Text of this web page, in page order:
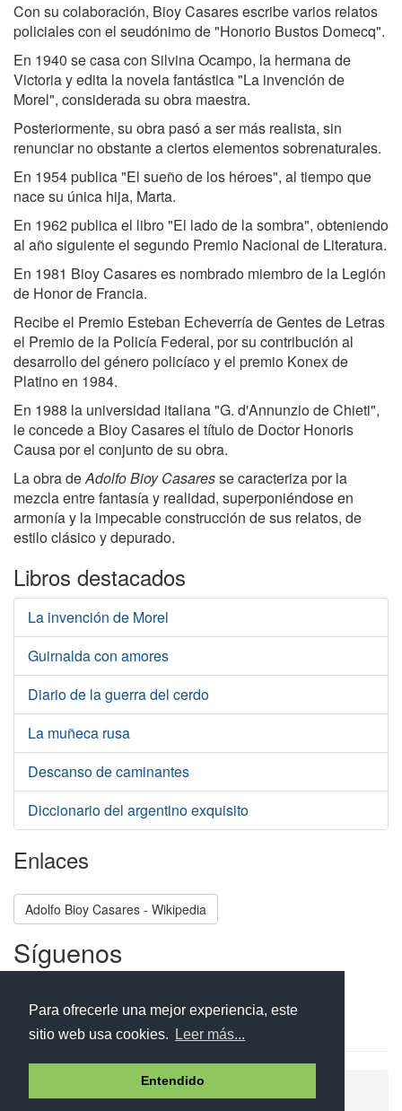
Para ofrecerle una mejor experiencia, este
sitio web usa cookies.
Leer más...
Entendido
Con su colaboración, Bioy Casares escribe varios relatos
policiales con el seudónimo de "Honorio Bustos Domecq".
En 1940 se casa con Silvina Ocampo, la hermana de
Victoria y edita la novela fantástica "La invención de
Morel", considerada su obra maestra.
Posteriormente, su obra pasó a ser más realista, sin
renunciar no obstante a ciertos elementos sobrenaturales.
En 1954 publica "El sueño de los héroes", al tiempo que
nace su única hija, Marta.
En 1962 publica el libro "El lado de la sombra", obteniendo
al año siguiente el segundo Premio Nacional de Literatura.
En 1981 Bioy Casares es nombrado miembro de la Legión
de Honor de Francia.
Recibe el Premio Esteban Echeverría de Gentes de Letras
el Premio de la Policía Federal, por su contribución al
desarrollo del género policíaco y el premio Konex de
Platino en 1984.
En 1988 la universidad italiana "G. d'Annunzio de Chieti",
le concede a Bioy Casares el título de Doctor Honoris
Causa por el conjunto de su obra.
La obra deAdolfo Bioy Casaresse caracteriza por la
mezcla entre fantasía y realidad, superponiéndose en
armonía y la impecable construcción de sus relatos, de
estilo clásico y depurado.
Libros destacados
La invención de Morel
Guirnalda con amores
Diario de la guerra del cerdo
La muñeca rusa
Descanso de caminantes
Diccionario del argentino exquisito
Enlaces
Adolfo Bioy Casares - Wikipedia
Síguenos
Aviso legal